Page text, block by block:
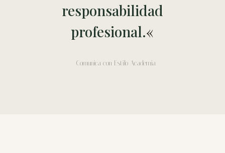
responsabilidad
profesional.«
— Comunica con Estilo Academia